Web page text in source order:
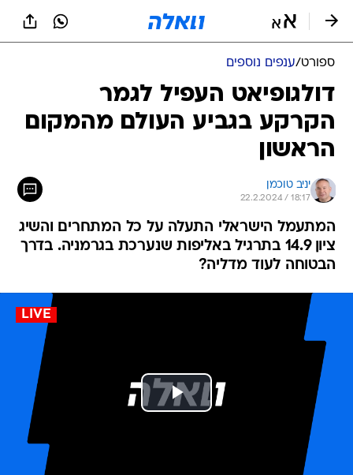
ספורט/ענפים נוספים
דולגופיאט העפיל לגמר
הקרקע בגביע העולם מהמקום
הראשון
יניב טוכמן
22.2.2024 / 18:17
המתעמל הישראלי התעלה על כל המתחרים והשיג
ציון 14.9 בתרגיל באליפות שנערכת בגרמניה. בדרך
הבטוחה לעוד מדליה?
LIVE